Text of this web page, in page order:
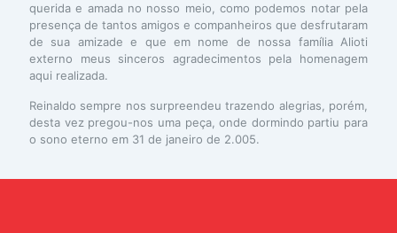
querida e amada no nosso meio, como podemos notar pela
presença de tantos amigos e companheiros que desfrutaram
de sua amizade e que em nome de nossa família Alioti
externo meus sinceros agradecimentos pela homenagem
aqui realizada.
Reinaldo sempre nos surpreendeu trazendo alegrias, porém,
desta vez pregou-nos uma peça, onde dormindo partiu para
o sono eterno em 31 de janeiro de 2.005.